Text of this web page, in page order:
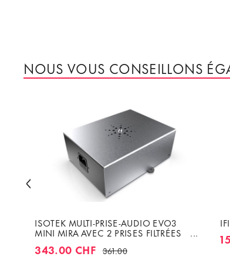
NOUS VOUS CONSEILLONS
ISOTEK MULTI-PRISE-AUDIO EVO3
MINI MIRA AVEC 2 PRISES FILTRÉES
INDIVIDUELLEMENT
343.00 CHF 361.00